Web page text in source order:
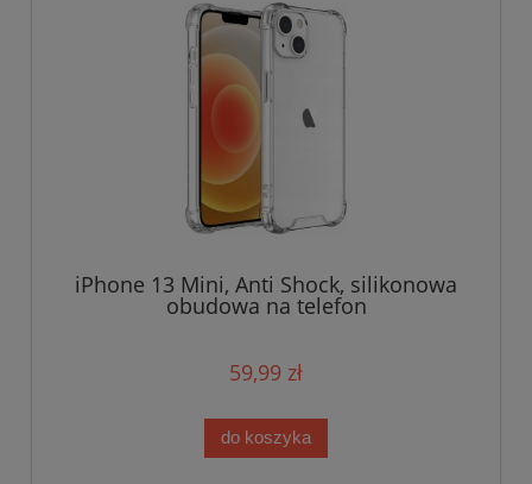
iPhone 13 Mini, Anti Shock, silikonowa
obudowa na telefon
59,99 zł
do koszyka